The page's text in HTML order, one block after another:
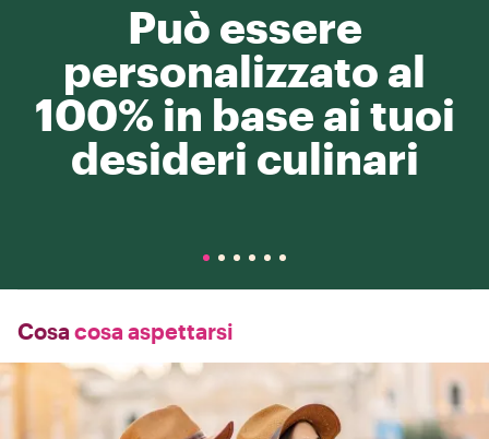
Può essere
personalizzato al
100% in base ai tuoi
desideri culinari
Cosa cosa aspettarsi